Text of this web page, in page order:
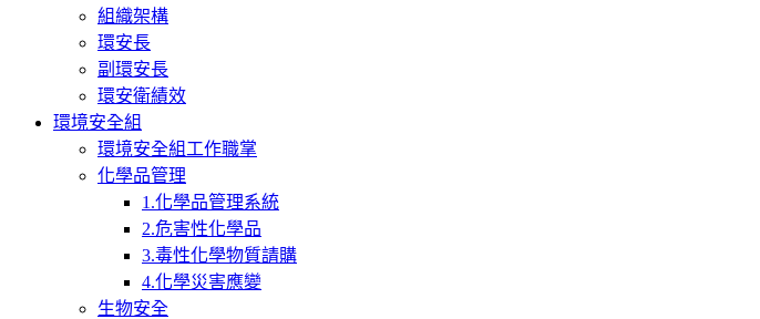
組織架構
環安長
副環安長
環安衛績效
環境安全組
環境安全組工作職掌
化學品管理
1.化學品管理系統
2.危害性化學品
3.毒性化學物質請購
4.化學災害應變
生物安全